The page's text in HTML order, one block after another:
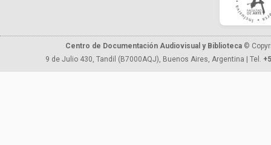
Centro de Documentación Audiovisual y Biblioteca ©
9 de Julio 430, Tandil (B7000AQJ), Buenos Aires, Argentina | Tel.